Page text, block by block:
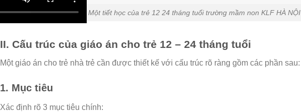
Một tiết học của trẻ 12 24 tháng tuổi trường mầm non KLF HÀ NỘI
II. Cấu trúc của giáo án cho trẻ 12 – 24 tháng tuổi
Một giáo án cho trẻ nhà trẻ cần được thiết kế với cấu trúc rõ ràng gồm các phần sau:
1. Mục tiêu
Xác định rõ 3 mục tiêu chính: